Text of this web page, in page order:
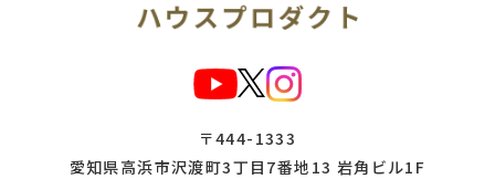
〒444-1333
愛知県高浜市沢渡町3丁目7番地13 岩角ビル1F